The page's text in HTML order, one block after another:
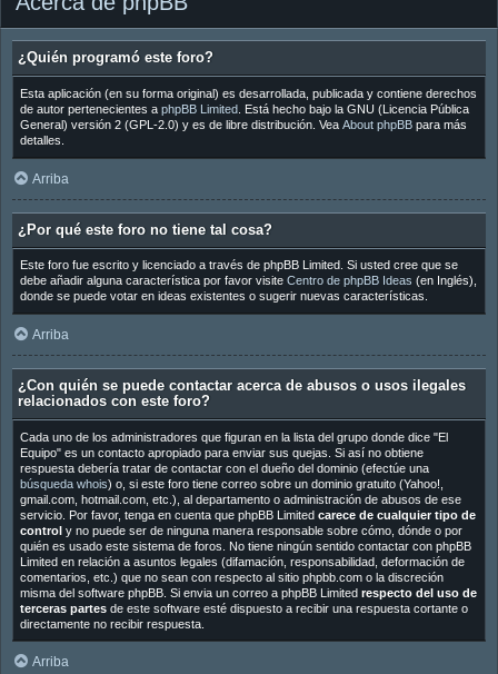
¿Quién programó este foro?
Esta aplicación (en su forma original) es desarrollada, publicada y contiene derechos
de autor pertenecientes a phpBB Limited. Está hecho bajo la GNU (Licencia Pública
General) versión 2 (GPL-2.0) y es de libre distribución. Vea About phpBBpara más
detalles.
Arriba
¿Por qué este foro no tiene tal cosa?
Este foro fue escrito y licenciado a través de phpBB Limited. Si usted cree que se
debe añadir alguna característica por favor visite Centro de phpBB Ideas (en Inglés),
donde se puede votar en ideas existentes o sugerir nuevas características.
Arriba
¿Con quién se puede contactar acerca de abusos o usos ilegales
relacionados con este foro?
Cada uno de los administradores que figuran en la lista del grupo donde dice "El
Equipo" es un contacto apropiado para enviar sus quejas. Si así no obtiene
respuesta debería tratar de contactar con el dueño del dominio (efectúe una
búsqueda whois) o, si este foro tiene correo sobre un dominio gratuito (Yahoo!,
gmail.com, hotmail.com, etc.), al departamento o administración de abusos de ese
servicio. Por favor, tenga en cuenta que phpBB Limited carece de cualquier tipo de
controly no puede ser de ninguna manera responsable sobre cómo, dónde o por
quién es usado este sistema de foros. No tiene ningún sentido contactar con phpBB
Limited en relación a asuntos legales (difamación, responsabilidad, deformación de
comentarios, etc.) que no sean con respecto al sitio phpbb.com o la discreción
misma del software phpBB. Si envia un correo a phpBB Limited respecto del uso de
terceras partesde este software esté dispuesto a recibir una respuesta cortante o
directamente no recibir respuesta.
Arriba